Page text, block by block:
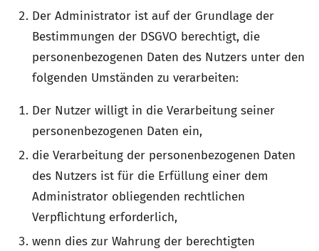
Der Administrator ist auf der Grundlage der
Bestimmungen der DSGVO berechtigt, die
personenbezogenen Daten des Nutzers unter den
folgenden Umständen zu verarbeiten:
Der Nutzer willigt in die Verarbeitung seiner
personenbezogenen Daten ein,
die Verarbeitung der personenbezogenen Daten
des Nutzers ist für die Erfüllung einer dem
Administrator obliegenden rechtlichen
Verpflichtung erforderlich,
wenn dies zur Wahrung der berechtigten